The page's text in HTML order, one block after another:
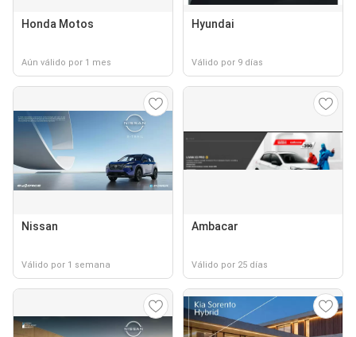
Honda Motos
Aún válido por 1 mes
Hyundai
Válido por 9 días
Nissan
Válido por 1 semana
Ambacar
Válido por 25 días